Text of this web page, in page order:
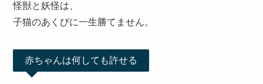
怪獣と妖怪は、
子猫のあくびに一生勝てません。
赤ちゃんは何しても許せる